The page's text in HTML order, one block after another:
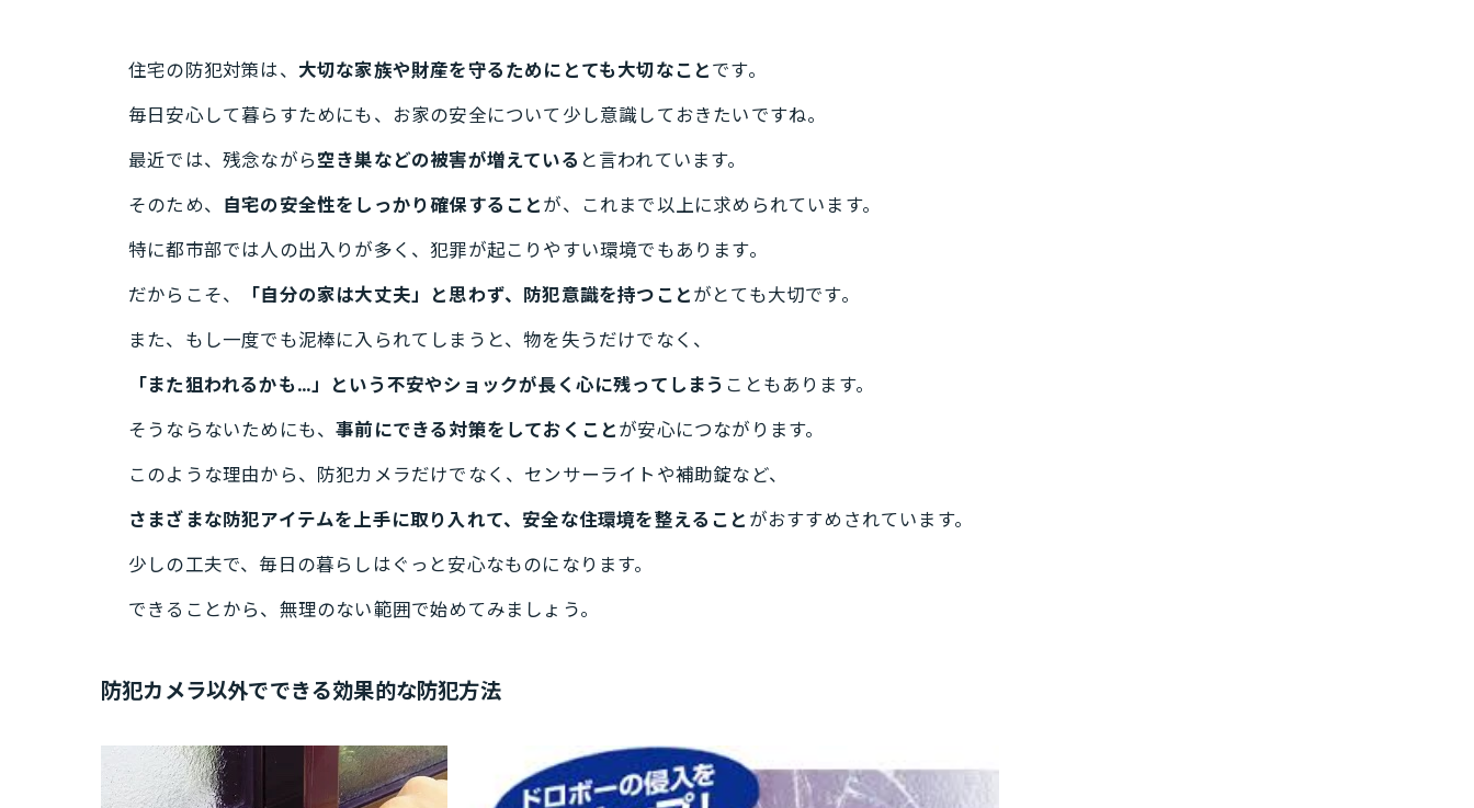
住宅の防犯対策は、 大切な家族や財産を守るためにとても大切なこと です。
毎日安心して暮らすためにも、お家の安全について少し意識しておきたいですね。
最近では、残念ながら空き巣などの被害が増えている と言われています。
そのため、 自宅の安全性をしっかり確保すること が、これまで以上に求められています。
特に都市部では人の出入りが多く、犯罪が起こりやすい環境でもあります。
だからこそ、 「自分の家は大丈夫」と思わず、防犯意識を持つこと がとても大切です。
また、もし一度でも泥棒に入られてしまうと、物を失うだけでなく、
「また狙われるかも…」という不安やショックが長く心に残ってしまう こともあります。
そうならないためにも、事前にできる対策をしておくこと が安心につながります。
このような理由から、防犯カメラだけでなく、センサーライトや補助錠など、
さまざまな防犯アイテムを上手に取り入れて、安全な住環境を整えること がおすすめされています。
少しの工夫で、毎日の暮らしはぐっと安心なものになります。
できることから、無理のない範囲で始めてみましょう。
防犯カメラ以外でできる効果的な防犯方法